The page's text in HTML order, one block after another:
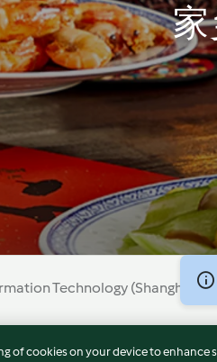
Technology (Shanghai) Co,
Disclaimer Cookies 沪ICP
of cookies on your device to enhance